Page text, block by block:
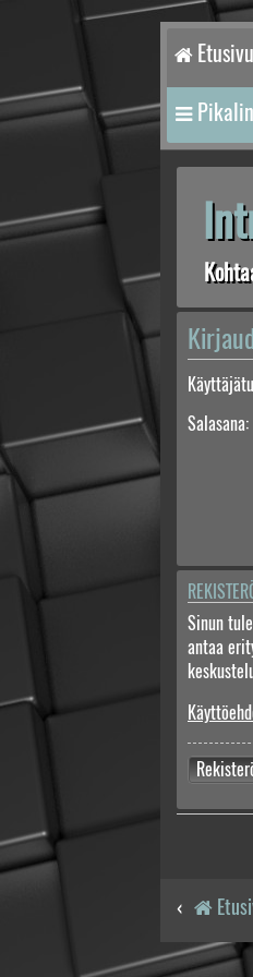
Etusivu
Salasana:
Sinun
antaa